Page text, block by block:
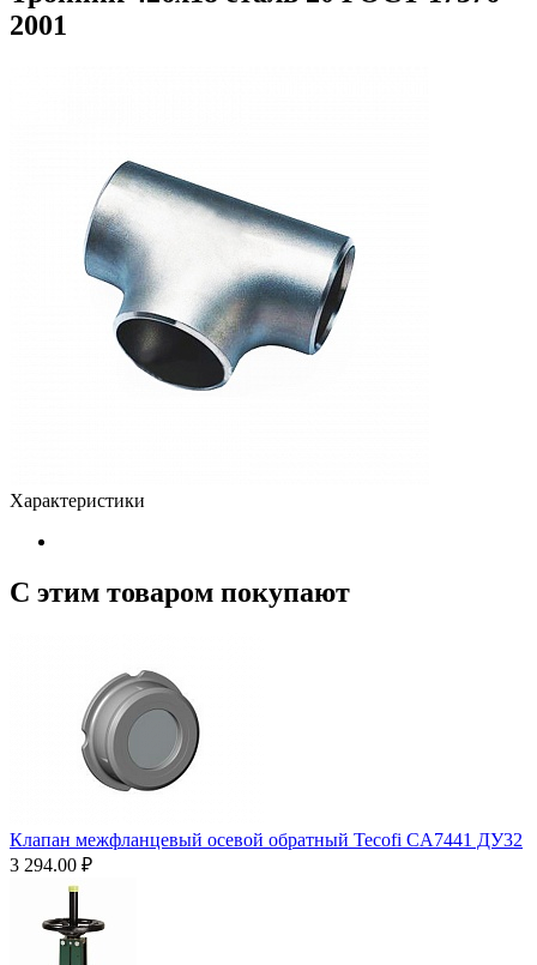
2001
Характеристики
С этим товаром покупают
Клапан межфланцевый осевой обратный Tecofi CA7441 ДУ32
3 294.00 ₽